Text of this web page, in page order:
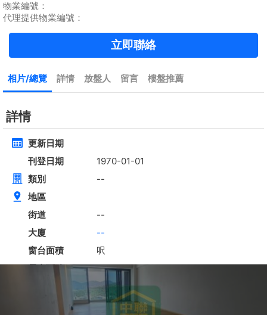
置頂
九龍廣場
長沙灣 青山道485號
建築 3631呎
實用 2542呎